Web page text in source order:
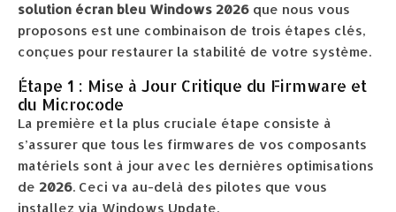
solution écran bleu Windows 2026 que nous vous
proposons est une combinaison de trois étapes clés,
conçues pour restaurer la stabilité de votre système.
Étape 1 : Mise à Jour Critique du Firmware et
du Microcode
La première et la plus cruciale étape consiste à
s’assurer que tous les firmwares de vos composants
matériels sont à jour avec les dernières optimisations
de 2026. Ceci va au-delà des pilotes que vous
installez via Windows Update.